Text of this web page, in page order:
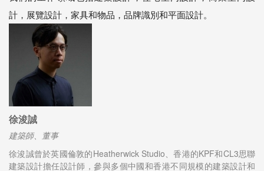
計，展覽設計，家具和物品，品牌識別和平面設計。
徐浚誠
建築師、董事
徐浚誠曾於英國倫敦的Heatherwick Studio、香港的KPF和CL3思聯
建築設計擔任設計師，參與多個中國和香港不同規模的建築設計和